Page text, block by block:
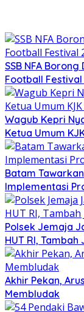
SSB NFA
Football Festival
Wagub Kepri
Ketua Umum
Batam
Implementasi
Polsek Jemaja
HUT RI,
Akhir Pekan,
Membludak